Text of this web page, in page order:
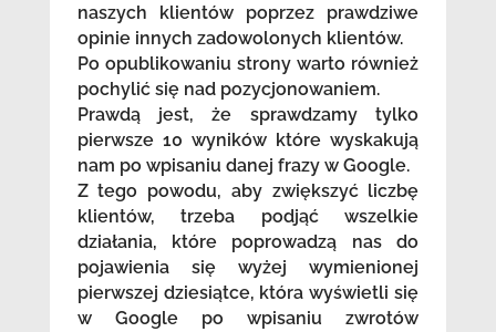
naszych klientów poprzez prawdziwe
opinie innych zadowolonych klientów.
Po opublikowaniu strony warto również
pochylić się nad pozycjonowaniem.
Prawdą jest, że sprawdzamy tylko
pierwsze 10 wyników które wyskakują
nam po wpisaniu danej frazy w Google.
Z tego powodu, aby zwiększyć liczbę
klientów, trzeba podjąć wszelkie
działania, które poprowadzą nas do
pojawienia się wyżej wymienionej
pierwszej dziesiątce, która wyświetli się
w Google po wpisaniu zwrotów